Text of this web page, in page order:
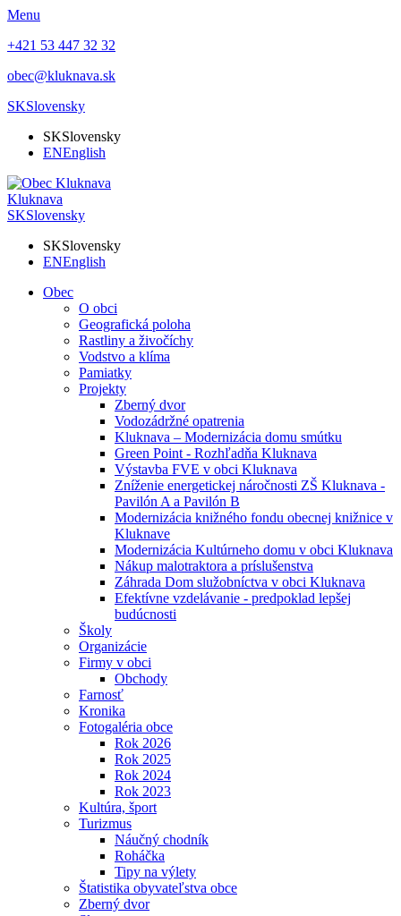
Menu
+421 53 447 32 32
obec@kluknava.sk
SKSlovensky
SKSlovensky
ENEnglish
Kluknava
SKSlovensky
SKSlovensky
ENEnglish
Obec
O obci
Geografická poloha
Rastliny a živočíchy
Vodstvo a klíma
Pamiatky
Projekty
Zberný dvor
Vodozádržné opatrenia
Kluknava – Modernizácia domu smútku
Green Point - Rozhľadňa Kluknava
Výstavba FVE v obci Kluknava
Zníženie energetickej náročnosti ZŠ Kluknava -
Pavilón A a Pavilón B
Modernizácia knižného fondu obecnej knižnice v
Kluknave
Modernizácia Kultúrneho domu v obci Kluknava
Nákup malotraktora a príslušenstva
Záhrada Dom služobníctva v obci Kluknava
Efektívne vzdelávanie - predpoklad lepšej
budúcnosti
Školy
Organizácie
Firmy v obci
Obchody
Farnosť
Kronika
Fotogaléria obce
Rok 2026
Rok 2025
Rok 2024
Rok 2023
Kultúra, šport
Turizmus
Náučný chodník
Roháčka
Tipy na výlety
Štatistika obyvateľstva obce
Zberný dvor